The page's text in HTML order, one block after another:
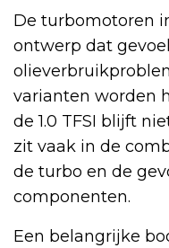
De turbomotoren
ontwerp dat
varianten worden
de 1.0 TFSI blijft
zit vaak in de
de turbo en de
componenten.
Een belangrijke